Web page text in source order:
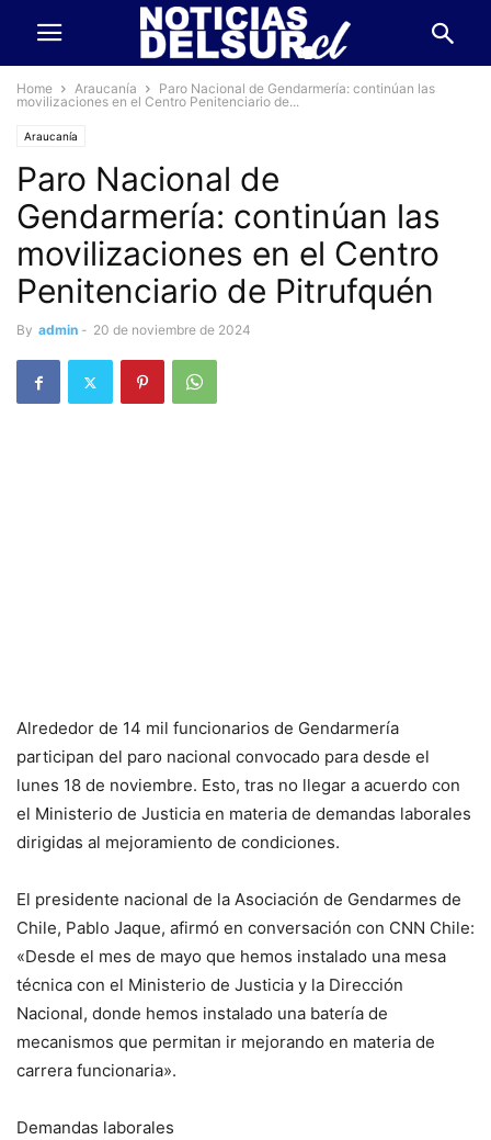
Home Araucanía
Paro Nacional de Gendarmería: continúan las
movilizaciones en el Centro Penitenciario de...
Araucanía
Paro Nacional de
Gendarmería: continúan las
movilizaciones en el Centro
Penitenciario de Pitrufquén
By admin - 20 de noviembre de 2024
Alrededor de 14 mil funcionarios de Gendarmería
participan del paro nacional convocado para desde el
lunes 18 de noviembre. Esto, tras no llegar a acuerdo con
el Ministerio de Justicia en materia de demandas laborales
dirigidas al mejoramiento de condiciones.
El presidente nacional de la Asociación de Gendarmes de
Chile, Pablo Jaque, afirmó en conversación con CNN Chile:
«Desde el mes de mayo que hemos instalado una mesa
técnica con el Ministerio de Justicia y la Dirección
Nacional, donde hemos instalado una batería de
mecanismos que permitan ir mejorando en materia de
carrera funcionaria».
Demandas laborales